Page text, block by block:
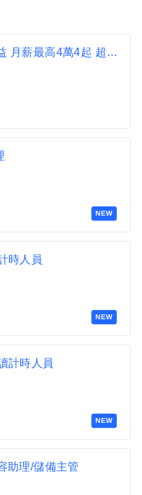
◆【早05-14/10-19】近郭元益 月薪最高4萬4起 超商理貨(享體檢)D
NEW
NEW
時人員
NEW
計時人員
助理/儲備主管